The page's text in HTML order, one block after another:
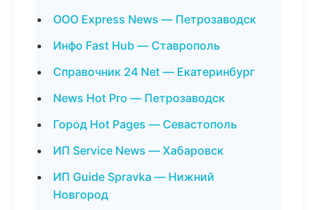
ООО Express News — Петрозаводск
Инфо Fast Hub — Ставрополь
Справочник 24 Net — Екатеринбург
News Hot Pro — Петрозаводск
Город Hot Pages — Севастополь
ИП Service News — Хабаровск
ИП Guide Spravka — Нижний
Новгород